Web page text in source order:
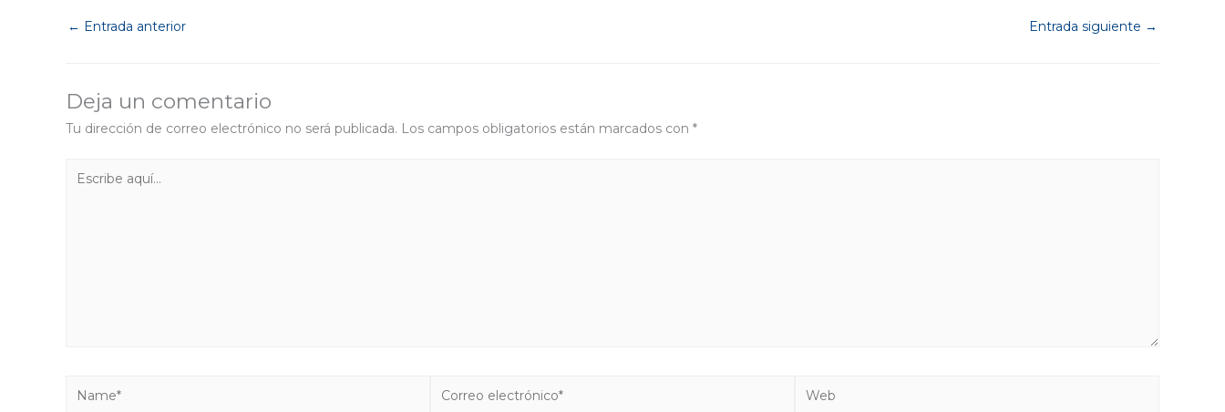
← Entrada anterior Entrada siguiente →
Deja un comentario
Tu dirección de correo electrónico no será publicada. Los campos obligatorios están marcados con *
aquí...
electrónico*